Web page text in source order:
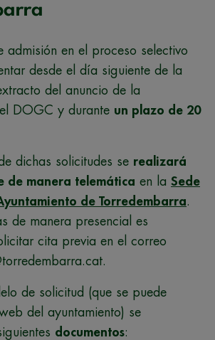
admisión en el proceso selectivo
desde el día siguiente de la
del anuncio de la
DOGC y durante un plazo de 20
dichas solicitudes se realizará
de manera telemática en la Sede
de Torredembarra.
de manera presencial es
cita previa en el correo
de solicitud (que se puede
del ayuntamiento) se
documentos: